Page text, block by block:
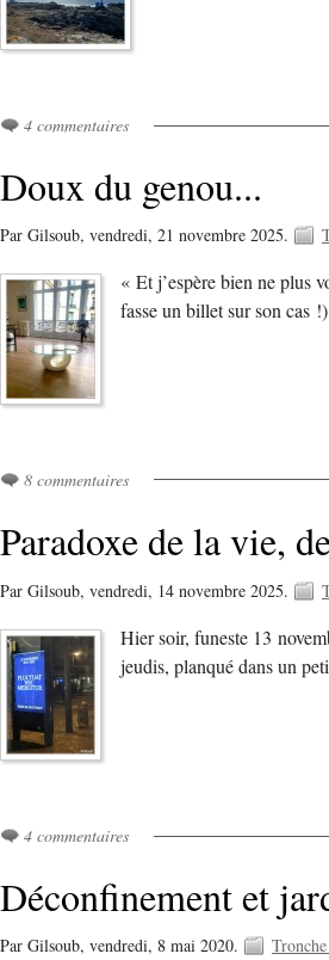
4 commentaires
Doux du genou...
Par Gilsoub, vendredi, 21 novembre 2025.
« Et j’espère bien ne plus
fasse un billet sur son cas
8 commentaires
Paradoxe de la vie,
Par Gilsoub, vendredi, 14 novembre 2025.
Hier soir, funeste 13
jeudis, planqué dans un
4 commentaires
Déconfinement et
Par Gilsoub, vendredi, 8 mai 2020.